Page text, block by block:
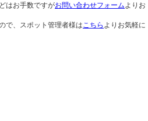
はお手数ですがお問い合わせフォームよりお
で、スポット管理者様はこちら よりお気軽に